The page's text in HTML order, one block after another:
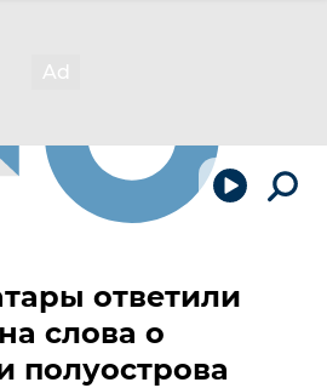
ответили
слова о
полуострова